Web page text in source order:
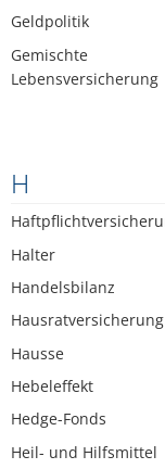
Geldpolitik
Gemischte
Lebensversicherung
H
Halter
Handelsbilanz
Hausratversicherung
Hausse
Hebeleffekt
Hedge-Fonds
Heil- und Hilfsmittel